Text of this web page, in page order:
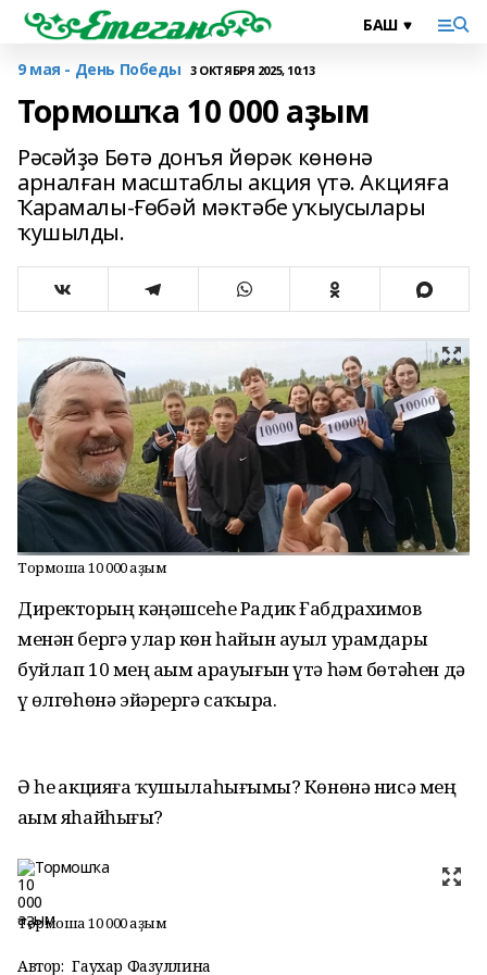
9 мая - День Победы 3 ОКТЯБРЯ 2025, 10:13
Тормошҡа 10 000 аҙым
Рәсәйҙә Бөтә донъя йөрәк көнөнә
арналған масштаблы акция үтә. Акцияға
Ҡарамалы-Ғөбәй мәктәбе уҡыусылары
ҡушылды.
Тормошҡа 10 000 аҙым
Директорҙың кәңәшсеһе Радик Ғабдрахимов
менән бергә улар көн һайын ауыл урамдары
буйлап 10 мең аҙым арауығын үтә һәм бөтәһен дә
үҙ өлгөһөнә эйәрергә саҡыра.
Ә һеҙ акцияға ҡушылаһығыҙмы? Көнөнә нисә мең
аҙым яһайһығыҙ?
Тормошҡа 10 000 аҙым
Автор: Гаухар Фазуллина